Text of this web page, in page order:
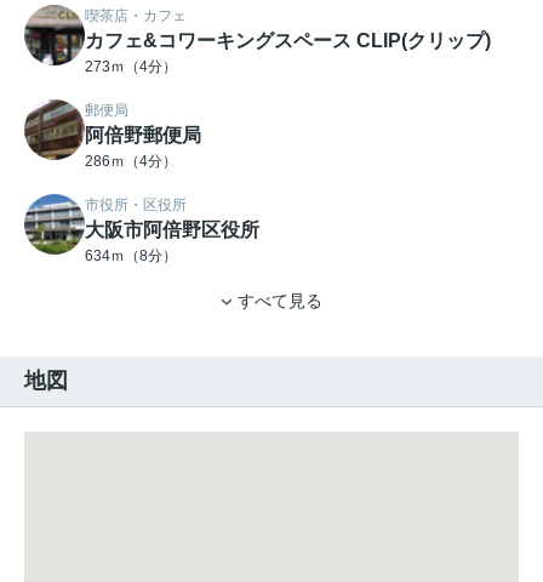
喫茶店・カフェ
カフェ&コワーキングスペース CLIP(クリップ)
273ｍ（4分）
郵便局
阿倍野郵便局
286ｍ（4分）
市役所・区役所
大阪市阿倍野区役所
634ｍ（8分）
すべて見る
地図